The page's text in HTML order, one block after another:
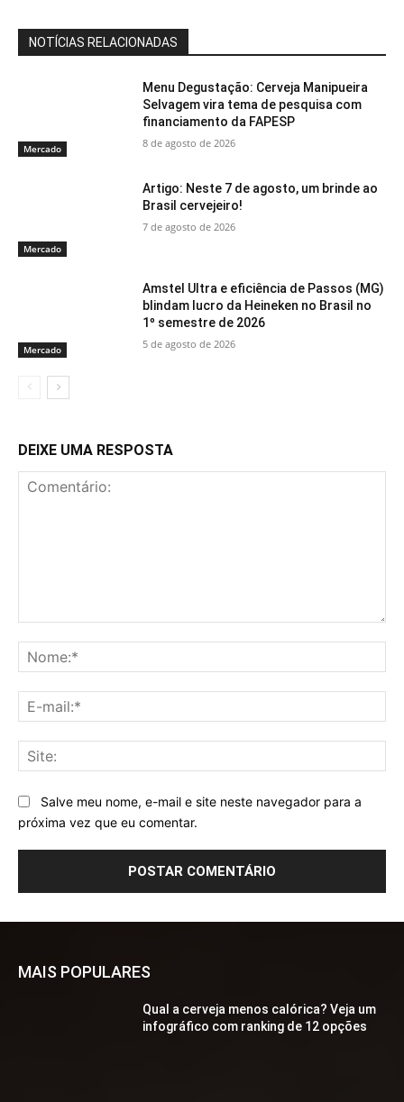
NOTÍCIAS RELACIONADAS
Mercado
Menu Degustação: Cerveja Manipueira
Selvagem vira tema de pesquisa com
financiamento da FAPESP
8 de agosto de 2026
Mercado
Artigo: Neste 7 de agosto, um brinde ao
Brasil cervejeiro!
7 de agosto de 2026
Mercado
Amstel Ultra e eficiência de Passos (MG)
blindam lucro da Heineken no Brasil no
1º semestre de 2026
5 de agosto de 2026
DEIXE UMA RESPOSTA
Salve meu nome, e-mail e site neste navegador para a
próxima vez que eu comentar.
MAIS POPULARES
Qual a cerveja menos calórica? Veja um
infográfico com ranking de 12 opções